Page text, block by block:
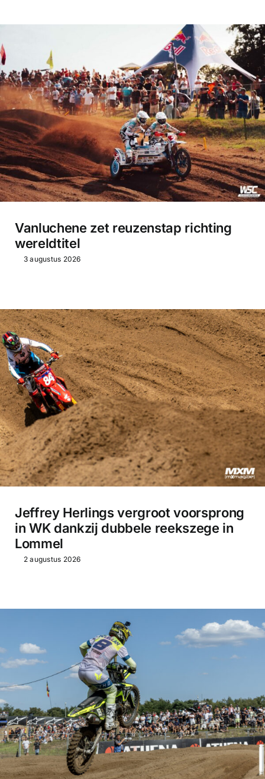
Vanluchene zet reuzenstap richting
wereldtitel
3 augustus 2026
Jeffrey Herlings vergroot voorsprong
in WK dankzij dubbele reekszege in
Lommel
2 augustus 2026